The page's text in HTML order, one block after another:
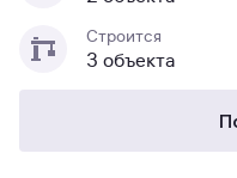
Строится
3 объекта